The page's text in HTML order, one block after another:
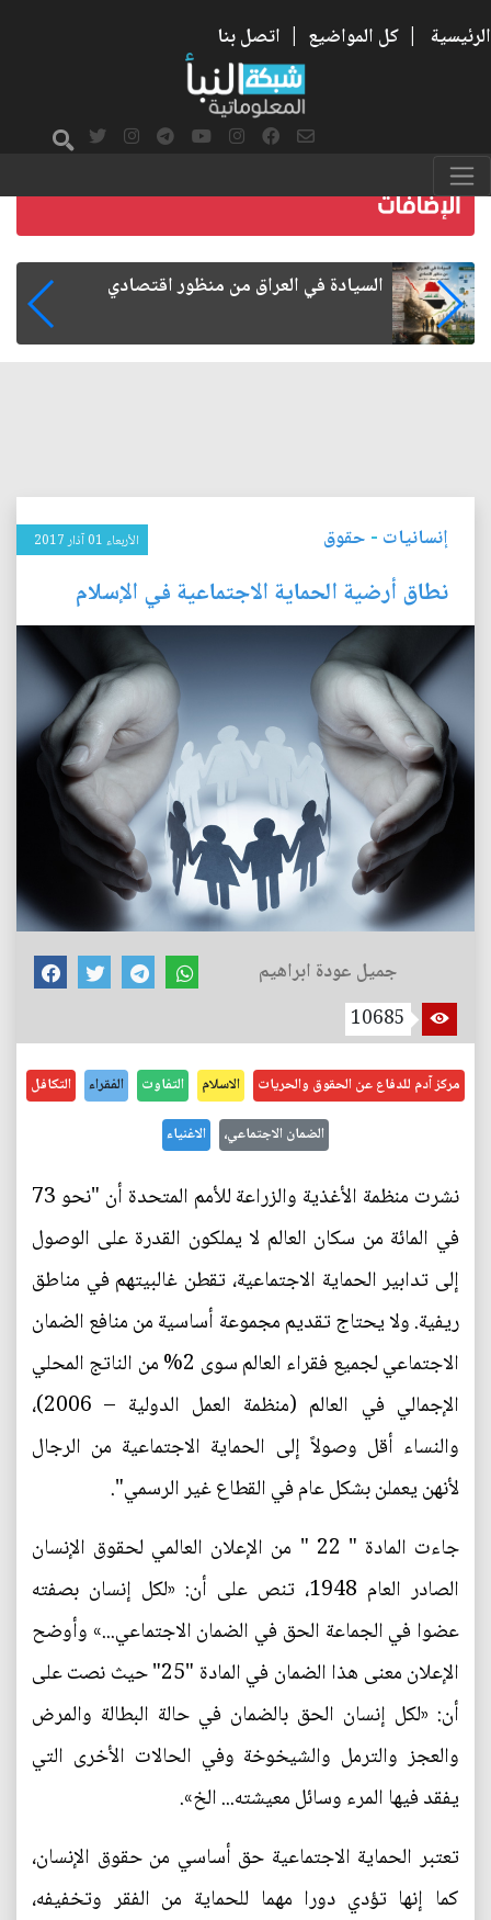
الرئيسية | كل المواضيع | اتصل بنا
ما بعد الأربعين.. كيف اتسعت الزيارة من هويتها
إنسانيات - حقوق الأربعاء 01 آذار 2017
نطاق أرضية الحماية الاجتماعية في الإسلام
جميل عودة ابراهيم
10685
مركز آدم للدفاع عن الحقوق والحريات الاسلام التفاوت الفقراء التكافل
الضمان الاجتماعي، الاغنياء
نشرت منظمة الأغذية والزراعة للأمم المتحدة أن "نحو 73
في المائة من سكان العالم لا يملكون القدرة على الوصول
إلى تدابير الحماية الاجتماعية، تقطن غالبيتهم في مناطق
ريفية. ولا يحتاج تقديم مجموعة أساسية من منافع الضمان
الاجتماعي لجميع فقراء العالم سوى 2% من الناتج المحلي
الإجمالي في العالم (منظمة العمل الدولية – 2006)،
والنساء أقل وصولاً إلى الحماية الاجتماعية من الرجال
لأنهن يعملن بشكل عام في القطاع غير الرسمي".
جاءت المادة " 22 " من الإعلان العالمي لحقوق الإنسان
الصادر العام 1948، تنص على أن: «لكل إنسان بصفته
عضوا في الجماعة الحق في الضمان الاجتماعي...» وأوضح
الإعلان معنى هذا الضمان في المادة "25" حيث نصت على
أن: «لكل إنسان الحق بالضمان في حالة البطالة والمرض
والعجز والترمل والشيخوخة وفي الحالات الأخرى التي
يفقد فيها المرء وسائل معيشته... الخ».
تعتبر الحماية الاجتماعية حق أساسي من حقوق الإنسان،
كما إنها تؤدي دورا مهما للحماية من الفقر وتخفيفه،